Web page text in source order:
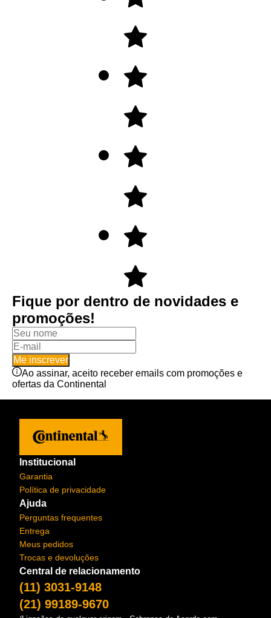
Fique por dentro de novidades e
promoções!
Me inscrever
Ao assinar, aceito receber emails com promoções e
ofertas da Continental
Institucional
Garantia
Política de privacidade
Ajuda
Perguntas frequentes
Entrega
Meus pedidos
Trocas e devoluções
Central de relacionamento
(11) 3031-9148
(21) 99189-9670